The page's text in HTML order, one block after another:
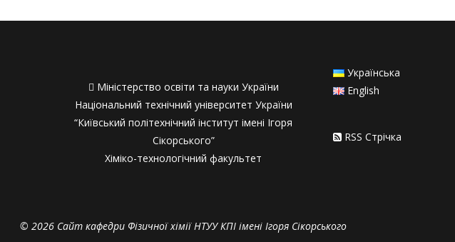
 Міністерство освіти та науки України
Національний технічний університет України
“Київський політехнічний інститут імені Ігоря
Сікорського”
Хіміко-технологічний факультет
Українська
English
RSS Стрiчка
© 2026 Сайт кафедри Фізичної хімії НТУУ КПІ імені Ігоря Сікорського